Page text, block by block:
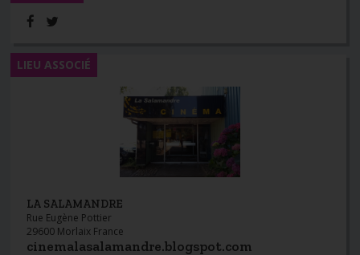
LA SALAMANDRE
Rue Eugène Pottier
29600 Morlaix France
cinemalasalamandre.blogspot.com
LIEU ASSOCIÉ